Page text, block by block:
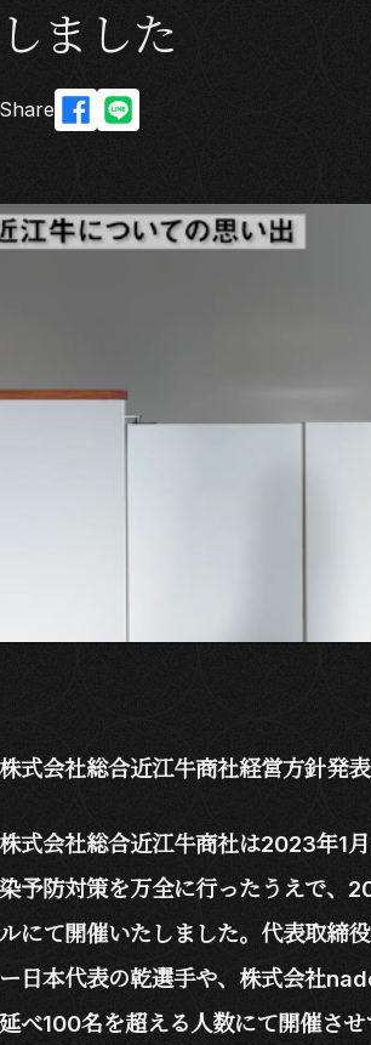
しました
Share
株式会社総合近江牛商社経営方針発
株式会社総合近江牛商社は2023年1
染予防対策を万全に行ったうえで、
ルにて開催いたしました。代表取締
ー日本代表の乾選手や、株式会社
延べ100名を超える人数にて開催さ